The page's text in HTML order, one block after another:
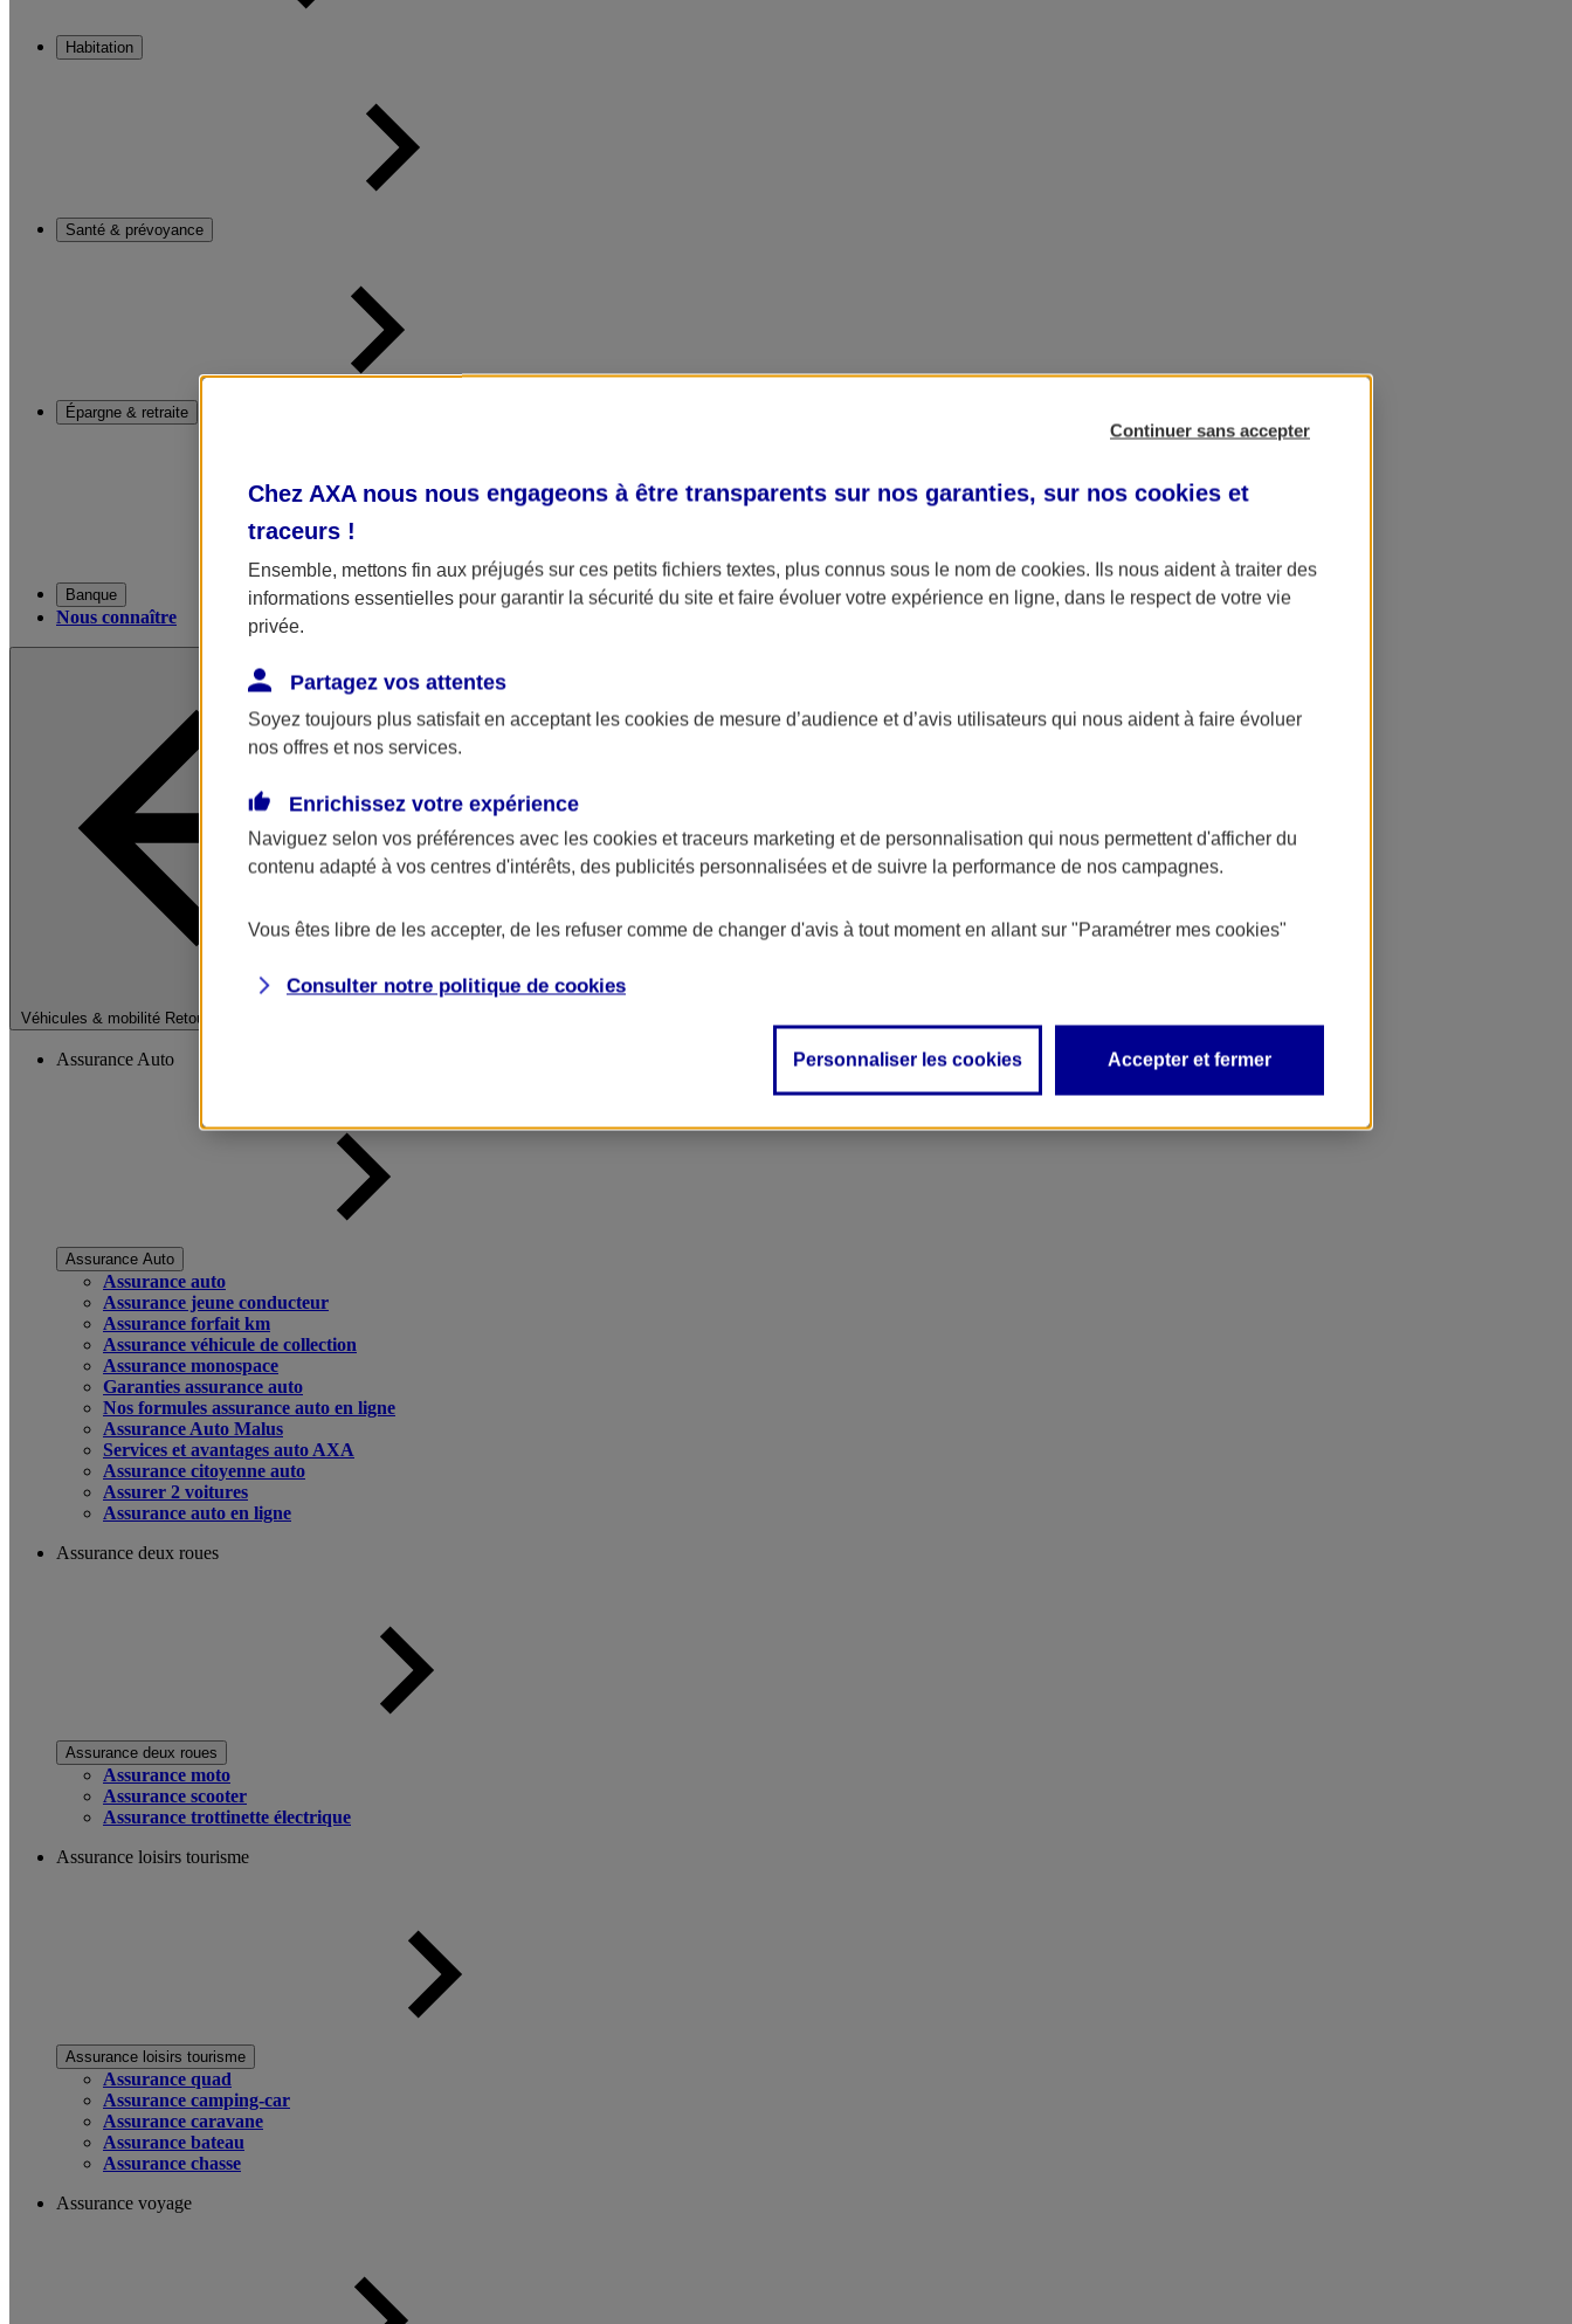
Habitation
Santé & prévoyance
Épargne & retraite
Banque
Nous connaître
Véhicules & mobilité Retour à la section précédente
Fermer le menu principal
Assurance Auto
Assurance Auto
Assurance auto
Assurance jeune conducteur
Assurance forfait km
Assurance véhicule de collection
Assurance monospace
Garanties assurance auto
Nos formules assurance auto en ligne
Assurance Auto Malus
Services et avantages auto AXA
Assurance citoyenne auto
Assurer 2 voitures
Assurance auto en ligne
Assurance deux roues
Assurance deux roues
Assurance moto
Assurance scooter
Assurance trottinette électrique
Assurance loisirs tourisme
Assurance loisirs tourisme
Assurance quad
Assurance camping-car
Assurance caravane
Assurance bateau
Assurance chasse
Assurance voyage
Continuer sans accepter
Chez AXA nous nous engageons à être transparents sur nos garanties, sur nos cookies et
traceurs !
Ensemble, mettons fin aux préjugés sur ces petits fichiers textes, plus connus sous le nom de cookies. Ils nous aident à traiter des
informations essentielles pour garantir la sécurité du site et faire évoluer votre expérience en ligne, dans le respect de votre vie
privée.
Partagez vos attentes
Soyez toujours plus satisfait en acceptant les cookies de mesure d’audience et d’avis utilisateurs qui nous aident à faire évoluer
nos offres et nos services.
Enrichissez votre expérience
Naviguez selon vos préférences avec les cookies et traceurs marketing et de personnalisation qui nous permettent d'afficher du
contenu adapté à vos centres d'intérêts, des publicités personnalisées et de suivre la performance de nos campagnes.
Vous êtes libre de les accepter, de les refuser comme de changer d'avis à tout moment en allant sur "Paramétrer mes cookies"
Consulter notre politique de cookies
Personnaliser les cookies Accepter et fermer